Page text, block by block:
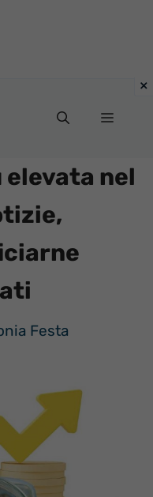
Menu
nel
Festa